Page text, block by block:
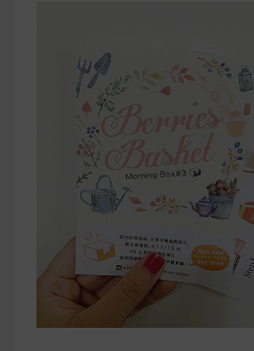
健身重訓菜單
運動健身飲食建議
2020 年最新蛋白粉終極
七大經典健身疑問，不
啦！